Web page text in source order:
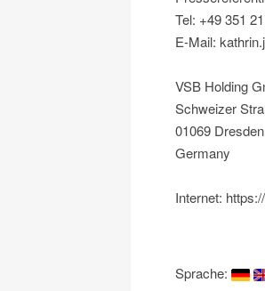
Tel: +49 351
E-Mail:
VSB Holding
Schweizer
01069 Dresden
Germany
Internet:
Sprache: